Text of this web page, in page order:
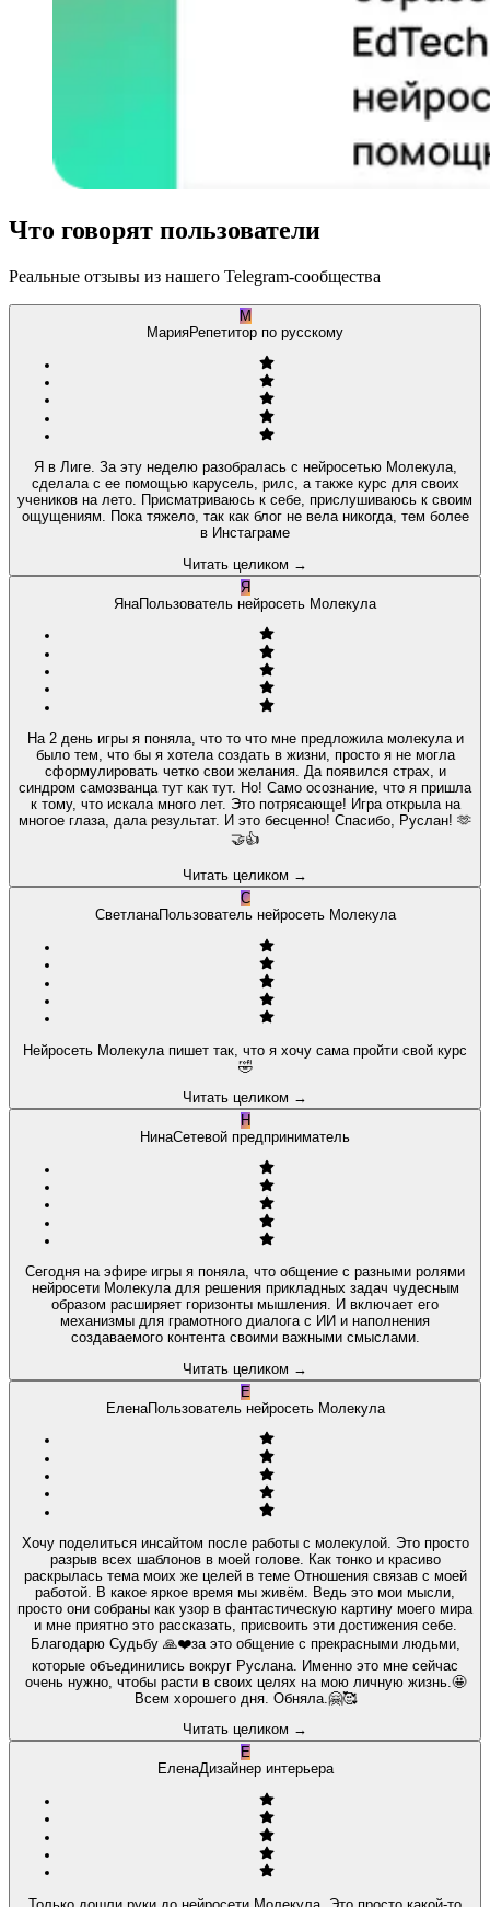
Что говорят пользователи
Реальные отзывы из нашего Telegram-сообщества
М
МарияРепетитор по русскому
Я в Лиге. За эту неделю разобралась с нейросетью Молекула,
сделала с ее помощью карусель, рилс, а также курс для своих
учеников на лето. Присматриваюсь к себе, прислушиваюсь к своим
ощущениям. Пока тяжело, так как блог не вела никогда, тем более
в Инстаграме
Читать целиком →
Я
ЯнаПользователь нейросеть Молекула
На 2 день игры я поняла, что то что мне предложила молекула и
было тем, что бы я хотела создать в жизни, просто я не могла
сформулировать четко свои желания. Да появился страх, и
синдром самозванца тут как тут. Но! Само осознание, что я пришла
к тому, что искала много лет. Это потрясающе! Игра открыла на
многое глаза, дала результат. И это бесценно! Спасибо, Руслан! 🫶
🤝👍
Читать целиком →
С
СветланаПользователь нейросеть Молекула
Нейросеть Молекула пишет так, что я хочу сама пройти свой курс
🤣
Читать целиком →
Н
НинаСетевой предприниматель
Сегодня на эфире игры я поняла, что общение с разными ролями
нейросети Молекула для решения прикладных задач чудесным
образом расширяет горизонты мышления. И включает его
механизмы для грамотного диалога с ИИ и наполнения
создаваемого контента своими важными смыслами.
Читать целиком →
Е
ЕленаПользователь нейросеть Молекула
Хочу поделиться инсайтом после работы с молекулой. Это просто
разрыв всех шаблонов в моей голове. Как тонко и красиво
раскрылась тема моих же целей в теме Отношения связав с моей
работой. В какое яркое время мы живём. Ведь это мои мысли,
просто они собраны как узор в фантастическую картину моего мира
и мне приятно это рассказать, присвоить эти достижения себе.
Благодарю Судьбу 🙏❤️за это общение с прекрасными людьми,
которые объединились вокруг Руслана. Именно это мне сейчас
очень нужно, чтобы расти в своих целях на мою личную жизнь.🤩
Всем хорошего дня. Обняла.🤗🥰
Читать целиком →
Е
ЕленаДизайнер интерьера